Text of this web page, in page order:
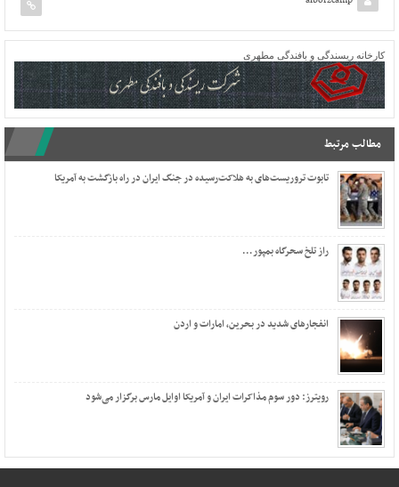
کارخانه ریسندگی و بافندگی مطهری
مطالب مرتبط
تابوت تروریست‌های به هلاکت‌رسیده در جنگ ایران در راه بازگشت به آمریکا
راز تلخ سحرگاه بمپور…
انفجارهای شدید در بحرین، امارات و اردن
رویترز: دور سوم مذاکرات ایران و آمریکا اوایل مارس برگزار می‌شود